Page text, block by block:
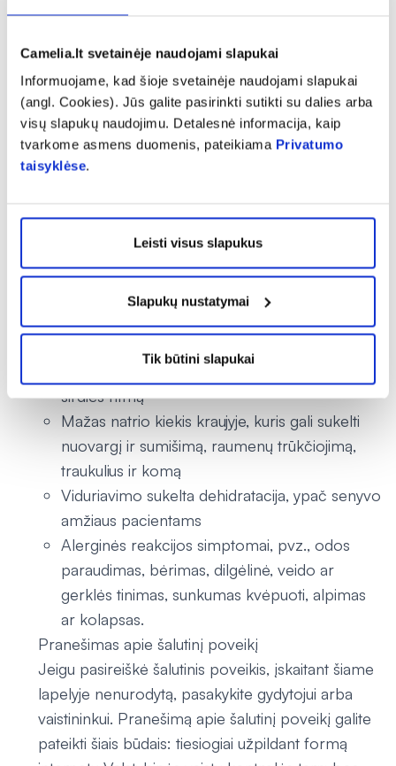
Camelia.lt svetainėje naudojami slapukai
Informuojame, kad šioje svetainėje naudojami slapukai
(angl. Cookies). Jūs galite pasirinkti sutikti su dalies arba
visų slapukų naudojimu. Detalesnė informacija, kaip
tvarkome asmens duomenis, pateikiama Privatumo
taisyklėse.
Leisti visus slapukus
Slapukų nustatymai
Tik būtini slapukai
Pilvo skausmas
Pilvo pūtimas
Pykinimas (blogumas)
Viduriavimas.
Nedažni šalutinio poveikio reiškiniai (gali pasireikšti
rečiau kaip 1 iš 100 asmenų):
Skubus noras tuštintis
Išmatų nelaikymas.
Šalutinio poveikio reiškiniai, kurių dažnis
nežinomas (negali būti apskaičiuotas pagal
turimus duomenis):
raumenų silpnumą, trūkčiojimą ar nenormalų
širdies ritmą
Mažas natrio kiekis kraujyje, kuris gali sukelti
nuovargį ir sumišimą, raumenų trūkčiojimą,
traukulius ir komą
Viduriavimo sukelta dehidratacija, ypač senyvo
amžiaus pacientams
Alerginės reakcijos simptomai, pvz., odos
paraudimas, bėrimas, dilgėlinė, veido ar
gerklės tinimas, sunkumas kvėpuoti, alpimas
ar kolapsas.
Pranešimas apie šalutinį poveikį
Jeigu pasireiškė šalutinis poveikis, įskaitant šiame
lapelyje nenurodytą, pasakykite gydytojui arba
vaistininkui. Pranešimą apie šalutinį poveikį galite
pateikti šiais būdais: tiesiogiai užpildant formą